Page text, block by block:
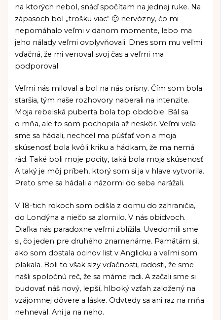
na ktorých nebol, snáď spočítam na jednej ruke. Na
zápasoch bol „trošku viac“ 🙂 nervózny, čo mi
nepomáhalo veľmi v danom momente, lebo ma
jeho nálady veľmi ovplyvňovali. Dnes som mu veľmi
vďačná, že mi venoval svoj čas a veľmi ma
podporoval.
Veľmi nás miloval a bol na nás prísny. Čím som bola
staršia, tým naše rozhovory naberali na intenzite.
Moja rebelská puberta bola top obdobie. Bál sa
o mňa, ale to som pochopila až neskôr. Veľmi veľa
sme sa hádali, nechcel ma púšťať von a moja
skúsenosť bola kvôli kriku a hádkam, že ma nemá
rád. Také boli moje pocity, taká bola moja skúsenosť.
A taký je môj príbeh, ktorý som si ja v hlave vytvorila.
Preto sme sa hádali a názormi do seba narážali.
V 18-tich rokoch som odišla z domu do zahraničia,
do Londýna a niečo sa zlomilo. V nás obidvoch.
Diaľka nás paradoxne veľmi zblížila. Uvedomili sme
si, čo jeden pre druhého znamenáme. Pamätám si,
ako som dostala ocinov list v Anglicku a veľmi som
plakala. Boli to však slzy vďačnosti, radosti, že sme
našli spoločnú reč, že sa máme radi. A začali sme si
budovať náš nový, lepší, hlboký vzťah založený na
vzájomnej dôvere a láske. Odvtedy sa ani raz na mňa
nehneval. Ani ja na neho.